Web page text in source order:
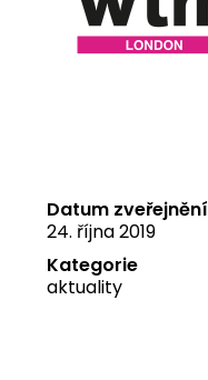
Datum zveřejnění
24. října 2019
Kategorie
aktuality